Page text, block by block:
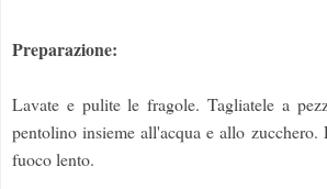
Preparazione:
Lavate e pulite le fragole. Tagliatele a
pentolino insieme all'acqua e allo zucchero.
fuoco lento.